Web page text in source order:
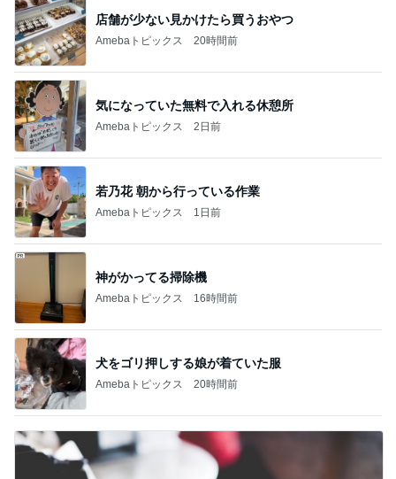
店舗が少ない見かけたら買うおやつ
Amebaトピックス 20時間前
気になっていた無料で入れる休憩所
Amebaトピックス 2日前
若乃花 朝から行っている作業
Amebaトピックス 1日前
神がかってる掃除機
Amebaトピックス 16時間前
犬をゴリ押しする娘が着ていた服
Amebaトピックス 20時間前